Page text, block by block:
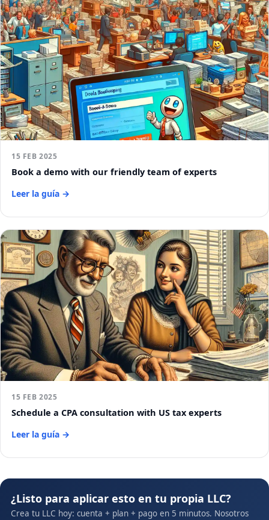
15 FEB 2025
Book a demo with our friendly team of experts
Leer la guía →
15 FEB 2025
Schedule a CPA consultation with US tax experts
Leer la guía →
¿Listo para aplicar esto en tu propia LLC?
Crea tu LLC hoy: cuenta + plan + pago en 5 minutos. Nosotros